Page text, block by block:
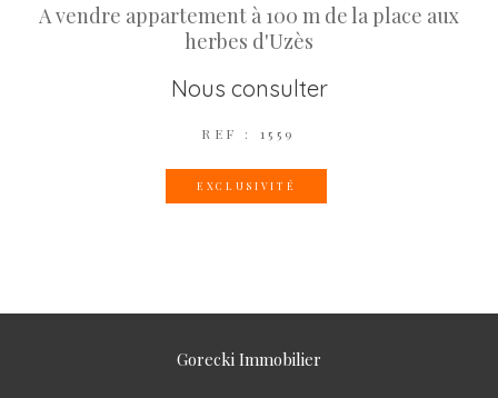
A vendre appartement à 100 m de la place aux
herbes d'Uzès
Nous consulter
REF : 1559
EXCLUSIVITÉ
Gorecki Immobilier